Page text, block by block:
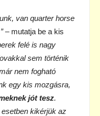
van quarter horse
– mutatja be a kis
felé is nagy
sem történik
nem fogható
egy kis mozgásra,
jót tesz.
kikérjük az